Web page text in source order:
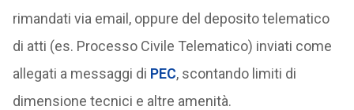
rimandati via email, oppure del deposito telematico
di atti (es. Processo Civile Telematico) inviati come
allegati a messaggi di PEC, scontando limiti di
dimensione tecnici e altre amenità.